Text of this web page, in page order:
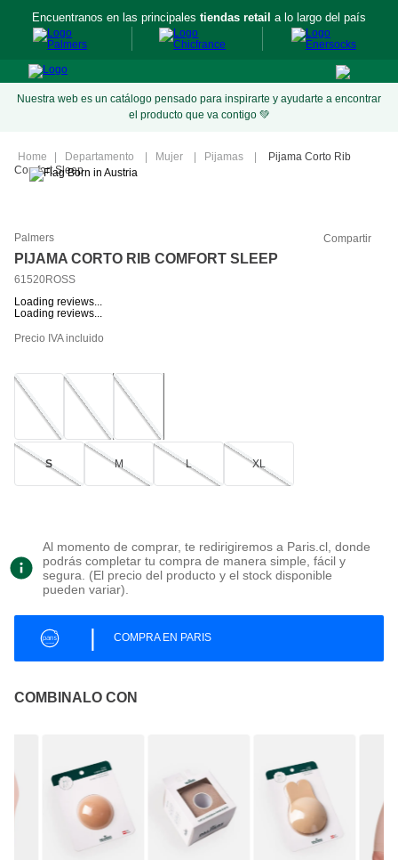
Encuentranos en las principales tiendas retail a lo largo del país
Nuestra web es un catálogo pensado para inspirarte y ayudarte a encontrar
el producto que va contigo 💚
Departamento Mujer Pijamas
Pijama Corto Rib
Comfort Sleep
Palmers Compartir
PIJAMA CORTO RIB COMFORT SLEEP
61520ROSS
Loading reviews...
Loading reviews...
Precio IVA incluido
S M L XL
Al momento de comprar, te redirigiremos a Paris.cl, donde
podrás completar tu compra de manera simple, fácil y
segura. (El precio del producto y el stock disponible
pueden variar).
| COMPRA EN PARIS
COMBINALO CON